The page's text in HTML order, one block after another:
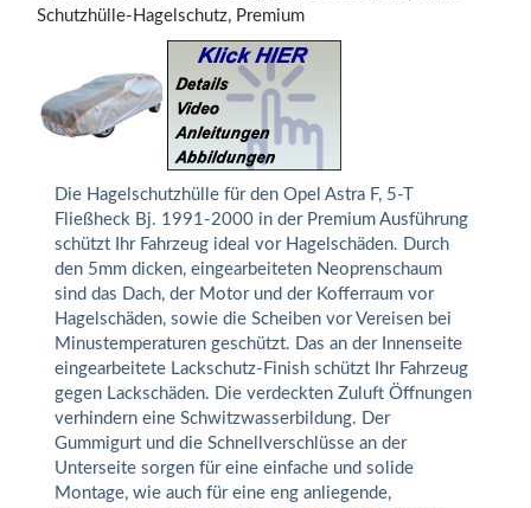
Schutzhülle-Hagelschutz, Premium
Die Hagelschutzhülle für den Opel Astra F, 5-T
Fließheck Bj. 1991-2000 in der Premium Ausführung
schützt Ihr Fahrzeug ideal vor Hagelschäden. Durch
den 5mm dicken, eingearbeiteten Neoprenschaum
sind das Dach, der Motor und der Kofferraum vor
Hagelschäden, sowie die Scheiben vor Vereisen bei
Minustemperaturen geschützt. Das an der Innenseite
eingearbeitete Lackschutz-Finish schützt Ihr Fahrzeug
gegen Lackschäden. Die verdeckten Zuluft Öffnungen
verhindern eine Schwitzwasserbildung. Der
Gummigurt und die Schnellverschlüsse an der
Unterseite sorgen für eine einfache und solide
Montage, wie auch für eine eng anliegende,